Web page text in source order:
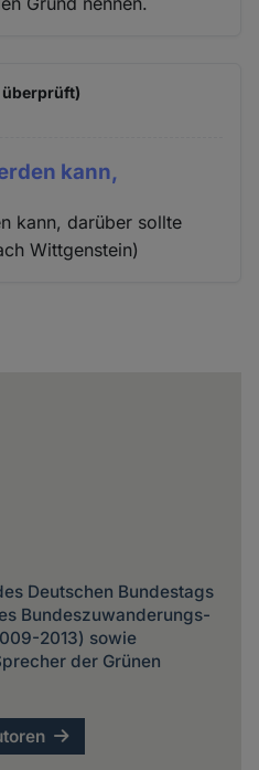
überprüft)
kann,
kann, darüber sollte
Wittgenstein)
Deutschen Bundestags
Bundeszuwanderungs-
2013) sowie
der Grünen